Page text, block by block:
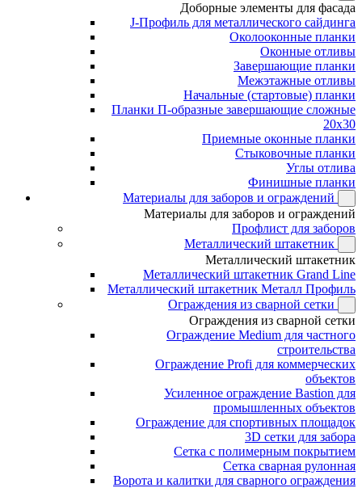
Доборные элементы для фасада
J-Профиль для металлического сайдинга
Околооконные планки
Оконные отливы
Завершающие планки
Межэтажные отливы
Начальные (стартовые) планки
Планки П-образные завершающие сложные
20x30
Приемные оконные планки
Стыковочные планки
Углы отлива
Финишные планки
Материалы для заборов и ограждений
Материалы для заборов и ограждений
Профлист для заборов
Металлический штакетник
Металлический штакетник
Металлический штакетник Grand Line
Металлический штакетник Металл Профиль
Ограждения из сварной сетки
Ограждения из сварной сетки
Ограждение Medium для частного
строительства
Ограждение Profi для коммерческих
объектов
Усиленное ограждение Bastion для
промышленных объектов
Ограждение для спортивных площадок
3D сетки для забора
Сетка с полимерным покрытием
Сетка сварная рулонная
Ворота и калитки для сварного ограждения